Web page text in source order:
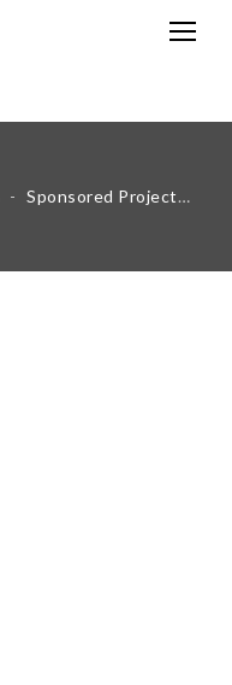
- Sponsored Projects